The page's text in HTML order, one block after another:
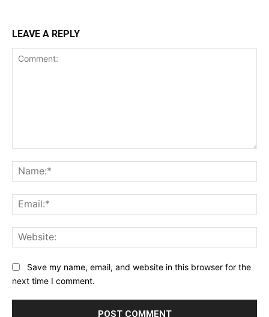
LEAVE A REPLY
Save my name, email, and website in this browser for the
next time I comment.